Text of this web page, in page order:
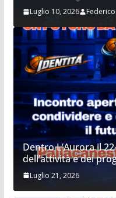
Luglio 10, 2026
Dentro L’Aurora il
dell’attività e dei
Luglio 21, 2026